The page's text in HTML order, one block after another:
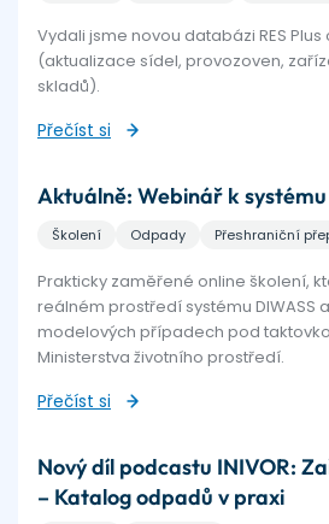
Vydali jsme novou databázi RES
(aktualizace sídel, provozoven,
skladů).
Přečíst si
Aktuálně: Webinář k systému
Školení Odpady Přeshraniční
Prakticky zaměřené online školení,
reálném prostředí systému DIWASS
modelových případech pod
Ministerstva životního prostředí.
Přečíst si
Nový díl podcastu INIVOR:
– Katalog odpadů v praxi